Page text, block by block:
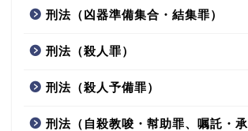
刑法（凶器準備集合・結集罪）
刑法（殺人罪）
刑法（殺人予備罪）
刑法（自殺教唆・幇助罪、嘱託・承